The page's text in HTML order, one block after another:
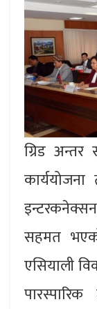
ग्रिड
कार्ययोजना
सहमत
एसियाली